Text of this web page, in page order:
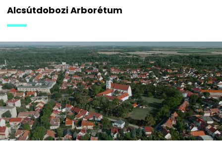
Alcsútdobozi Arborétum